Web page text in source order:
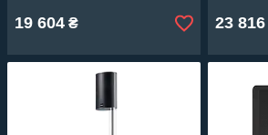
19 604 ₴ 23 816